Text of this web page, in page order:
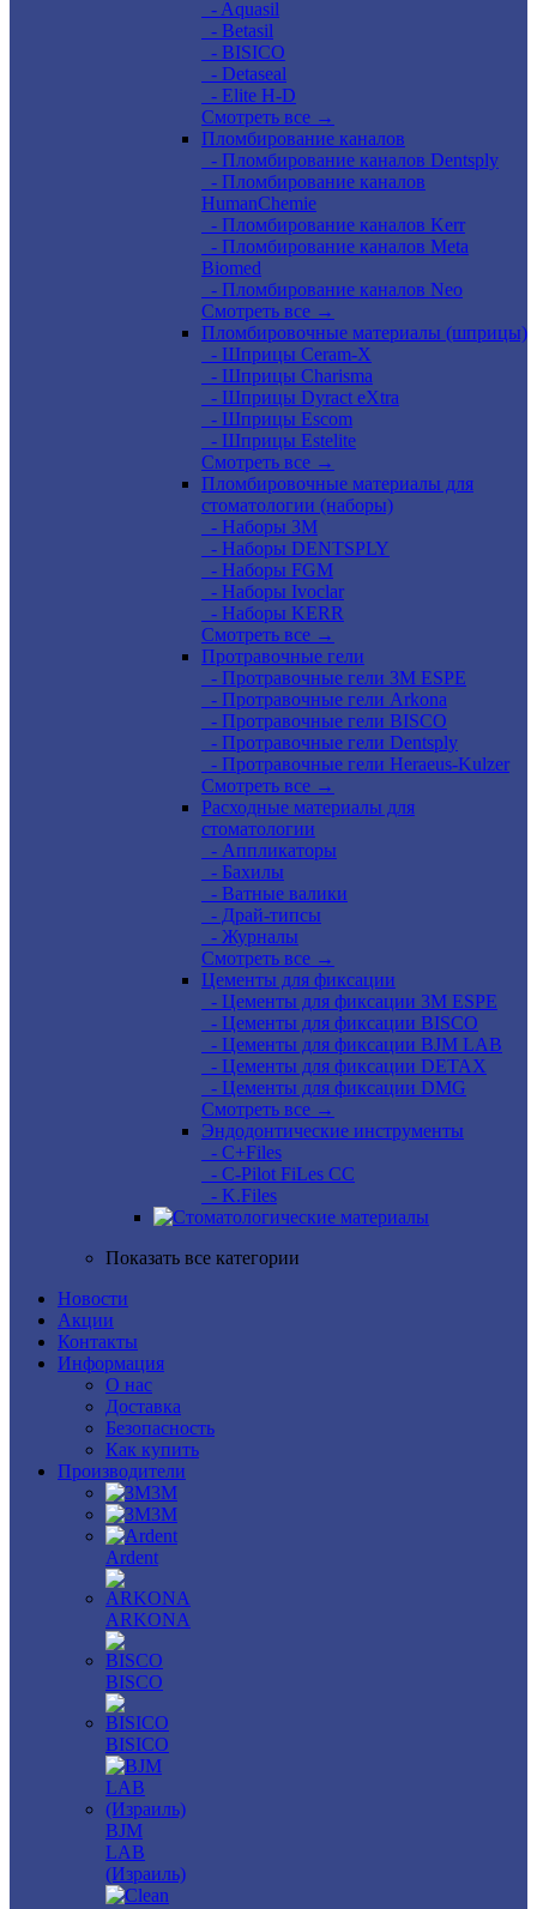
- Aquasil
- Betasil
- BISICO
- Detaseal
- Elite H-D
Смотреть все →
Пломбирование каналов
- Пломбирование каналов Dentsply
- Пломбирование каналов
HumanChemie
- Пломбирование каналов Kerr
- Пломбирование каналов Meta
Biomed
- Пломбирование каналов Neo
Смотреть все →
Пломбировочные материалы (шприцы)
- Шприцы Ceram-X
- Шприцы Charisma
- Шприцы Dyract eXtra
- Шприцы Escom
- Шприцы Estelite
Смотреть все →
Пломбировочные материалы для
стоматологии (наборы)
- Наборы 3М
- Наборы DENTSPLY
- Наборы FGM
- Наборы Ivoclar
- Наборы KERR
Смотреть все →
Протравочные гели
- Протравочные гели 3М ESPE
- Протравочные гели Arkona
- Протравочные гели BISCO
- Протравочные гели Dentsply
- Протравочные гели Heraeus-Kulzer
Смотреть все →
Расходные материалы для
стоматологии
- Аппликаторы
- Бахилы
- Ватные валики
- Драй-типсы
- Журналы
Смотреть все →
Цементы для фиксации
- Цементы для фиксации 3M ESPE
- Цементы для фиксации BISCO
- Цементы для фиксации BJM LAB
- Цементы для фиксации DETAX
- Цементы для фиксации DMG
Смотреть все →
Эндодонтические инструменты
- C+Files
- C-Pilot FiLes CC
- K.Files
Показать все категории
Новости
Акции
Контакты
Информация
О нас
Доставка
Безопасность
Как купить
Производители
3M
3М
Ardent
ARKONA
BISCO
BISICO
BJM
LAB
(Израиль)